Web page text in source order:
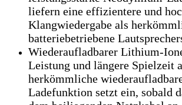
liefern eine effizientere und
Klangwiedergabe als
batteriebetriebene
Wiederaufladbarer Lithium-
Leistung und längere Spielzeit
herkömmliche
Ladefunktion setzt ein, sobald